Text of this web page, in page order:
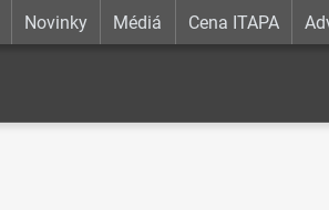
Novinky Médiá Cena ITAPA